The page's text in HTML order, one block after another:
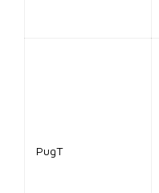
PugT